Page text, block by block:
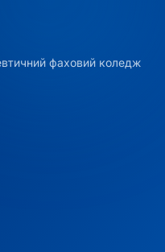
фаховий коледж